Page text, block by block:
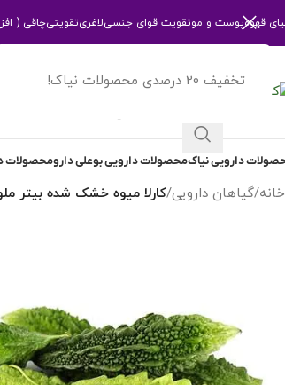
تخفیف 20 درصدی محصولات نیاک!
قهوهپوست و موتقویت قوای جنسیلاغریتقویتیچاقی (
دارویی نیاکمحصولات دارویی بوعلی دارومحصولات
خانه/گیاهان دارویی/کارلا میوه خشک شده بیتر